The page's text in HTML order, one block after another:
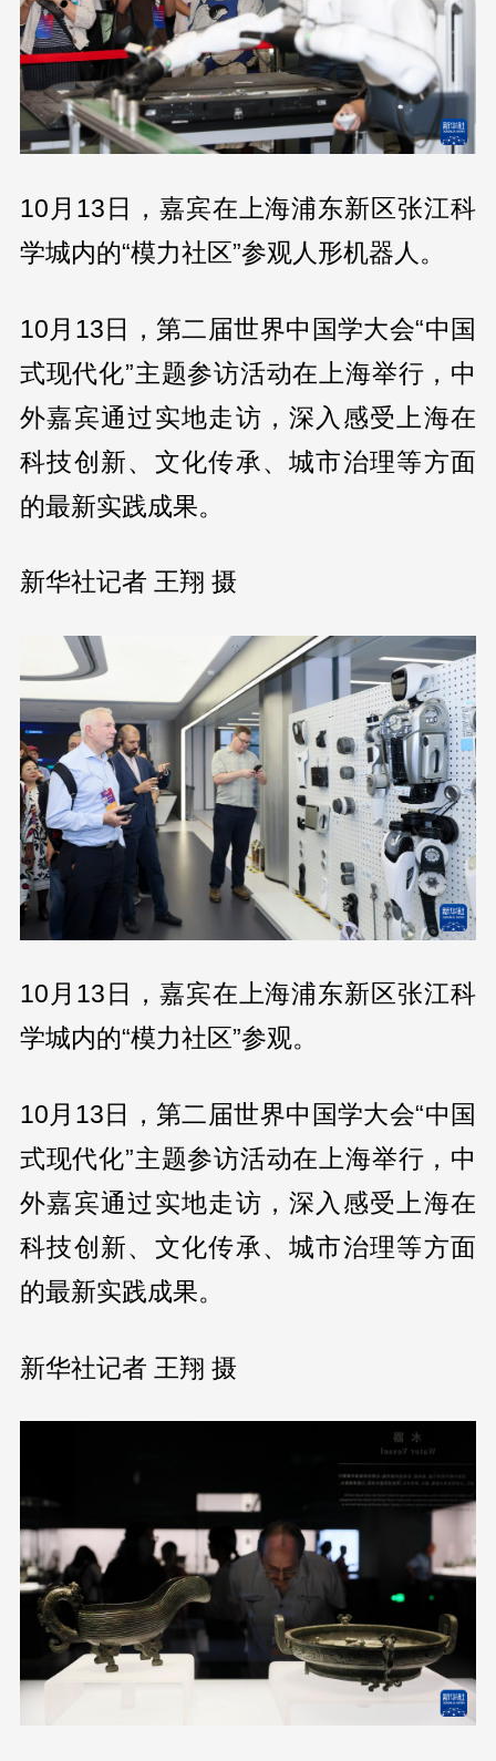
10月13日，嘉宾在上海浦东新区张江科
学城内的“模力社区”参观人形机器人。
10月13日，第二届世界中国学大会“中国
式现代化”主题参访活动在上海举行，中
外嘉宾通过实地走访，深入感受上海在
科技创新、文化传承、城市治理等方面
的最新实践成果。
新华社记者 王翔 摄
10月13日，嘉宾在上海浦东新区张江科
学城内的“模力社区”参观。
10月13日，第二届世界中国学大会“中国
式现代化”主题参访活动在上海举行，中
外嘉宾通过实地走访，深入感受上海在
科技创新、文化传承、城市治理等方面
的最新实践成果。
新华社记者 王翔 摄